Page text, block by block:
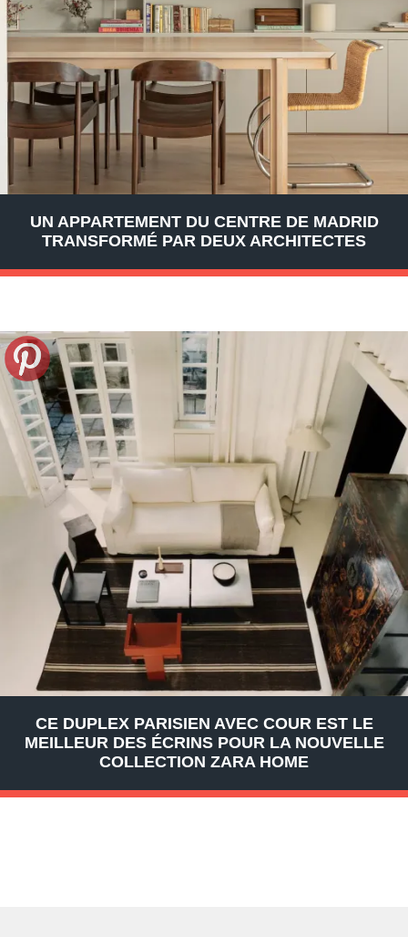
UN APPARTEMENT DU CENTRE DE MADRID
TRANSFORMÉ PAR DEUX ARCHITECTES
CE DUPLEX PARISIEN AVEC COUR EST LE
MEILLEUR DES ÉCRINS POUR LA NOUVELLE
COLLECTION ZARA HOME